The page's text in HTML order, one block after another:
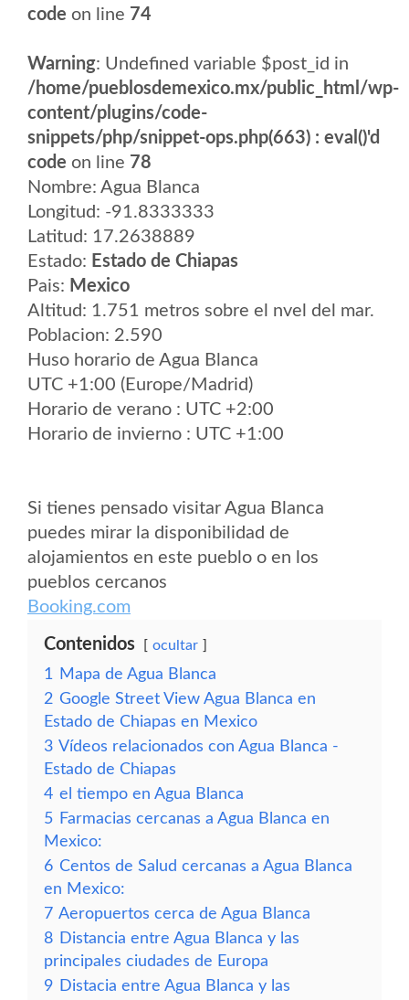
code on line 74
Warning: Undefined variable $post_id in
/home/pueblosdemexico.mx/public_html/wp-
content/plugins/code-
snippets/php/snippet-ops.php(663) : eval()'d
code on line 78
Nombre: Agua Blanca
Longitud: -91.8333333
Latitud: 17.2638889
Estado: Estado de Chiapas
Pais: Mexico
Altitud: 1.751 metros sobre el nvel del mar.
Poblacion: 2.590
Huso horario de Agua Blanca
UTC +1:00 (Europe/Madrid)
Horario de verano : UTC +2:00
Horario de invierno : UTC +1:00
Si tienes pensado visitar Agua Blanca
puedes mirar la disponibilidad de
alojamientos en este pueblo o en los
pueblos cercanos
Booking.com
Contenidos ocultar
1
Mapa de Agua Blanca
2 Google Street View Agua Blanca en
Estado de Chiapas en Mexico
3 Vídeos relacionados con Agua Blanca -
Estado de Chiapas
4 el tiempo en Agua Blanca
5 Farmacias cercanas a Agua Blanca en
Mexico:
6 Centos de Salud cercanas a Agua Blanca
en Mexico:
7 Aeropuertos cerca de Agua Blanca
8 Distancia entre Agua Blanca y las
principales ciudades de Europa
9 Distacia entre Agua Blanca y las